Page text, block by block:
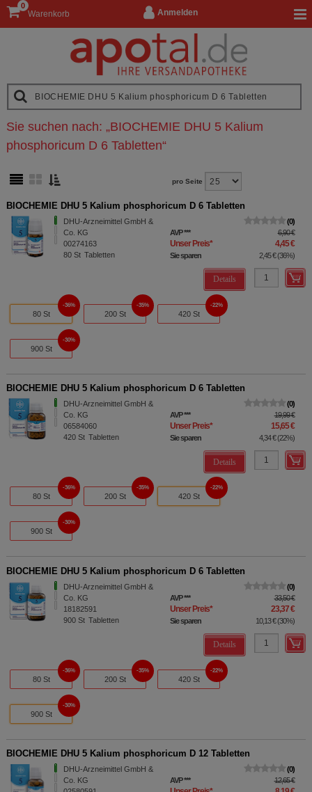
Anmelden
Warenkorb
0
Sie suchen nach: „BIOCHEMIE DHU 5 Kalium
phosphoricum D 6 Tabletten“
pro Seite
BIOCHEMIE DHU 5 Kalium phosphoricum D 6 Tabletten
DHU-Arzneimittel GmbH &
Co. KG
00274163
80 St Tabletten
0
AVP*** 6,90 €
Unser Preis* 4,45 €
Sie sparen 2,45 €(36%)
Details
80 St
36%
200 St
35%
420 St
22%
900 St
30%
BIOCHEMIE DHU 5 Kalium phosphoricum D 6 Tabletten
DHU-Arzneimittel GmbH &
Co. KG
06584060
420 St Tabletten
0
AVP*** 19,99 €
Unser Preis* 15,65 €
Sie sparen 4,34 €(22%)
Details
80 St
36%
200 St
35%
420 St
22%
900 St
30%
BIOCHEMIE DHU 5 Kalium phosphoricum D 6 Tabletten
DHU-Arzneimittel GmbH &
Co. KG
18182591
900 St Tabletten
0
AVP*** 33,50 €
Unser Preis* 23,37 €
Sie sparen 10,13 €(30%)
Details
80 St
36%
200 St
35%
420 St
22%
900 St
30%
BIOCHEMIE DHU 5 Kalium phosphoricum D 12 Tabletten
DHU-Arzneimittel GmbH &
Co. KG
0
AVP*** 12,65 €